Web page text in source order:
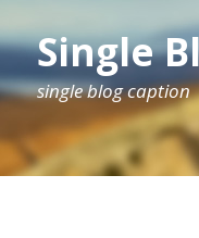
Single
single blog caption